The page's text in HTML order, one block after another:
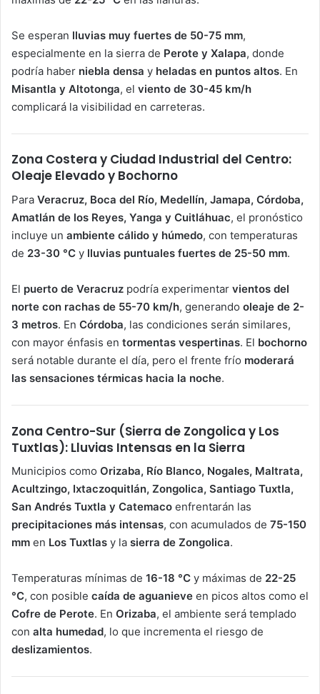
Se esperan lluvias muy fuertes de 50-75 mm,
especialmente en la sierra de Perote y Xalapa, donde
podría haber niebla densa y heladas en puntos altos. En
Misantla y Altotonga, el viento de 30-45 km/h
complicará la visibilidad en carreteras.
Zona Costera y Ciudad Industrial del Centro:
Oleaje Elevado y Bochorno
Para Veracruz, Boca del Río, Medellín, Jamapa, Córdoba,
Amatlán de los Reyes, Yanga y Cuitláhuac, el pronóstico
incluye un ambiente cálido y húmedo, con temperaturas
de 23-30 °C y lluvias puntuales fuertes de 25-50 mm.
El puerto de Veracruz podría experimentar vientos del
norte con rachas de 55-70 km/h, generando oleaje de 2-
3 metros. En Córdoba, las condiciones serán similares,
con mayor énfasis en tormentas vespertinas. El bochorno
será notable durante el día, pero el frente frío moderará
las sensaciones térmicas hacia la noche.
Zona Centro-Sur (Sierra de Zongolica y Los
Tuxtlas): Lluvias Intensas en la Sierra
Municipios como Orizaba, Río Blanco, Nogales, Maltrata,
Acultzingo, Ixtaczoquitlán, Zongolica, Santiago Tuxtla,
San Andrés Tuxtla y Catemaco enfrentarán las
precipitaciones más intensas, con acumulados de 75-150
mm en Los Tuxtlas y la sierra de Zongolica.
Temperaturas mínimas de 16-18 °C y máximas de 22-25
°C, con posible caída de aguanieve en picos altos como el
Cofre de Perote. En Orizaba, el ambiente será templado
con alta humedad, lo que incrementa el riesgo de
deslizamientos.